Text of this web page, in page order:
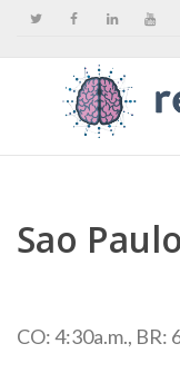
Sao
CO: 4:30a.m., BR: